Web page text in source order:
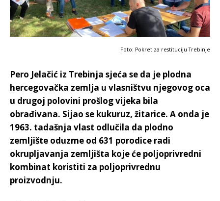
Foto: Pokret za restituciju Trebinje
Pero Jelačić iz Trebinja sjeća se da je plodna
hercegovačka zemlja u vlasništvu njegovog oca
u drugoj polovini prošlog vijeka bila
obrađivana. Sijao se kukuruz, žitarice. A onda je
1963. tadašnja vlast odlučila da plodno
zemljište oduzme od 631 porodice radi
okrupljavanja zemljišta koje će poljoprivredni
kombinat koristiti za poljoprivrednu
proizvodnju.